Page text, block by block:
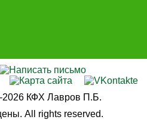
2026 КФХ Лавров П.Б.
All rights reserved.